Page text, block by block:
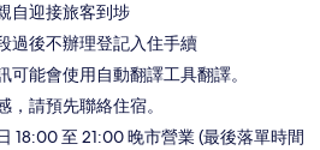
自迎接旅客到埗
過後不辦理登記入住手續
可能會使用自動翻譯工具翻譯。
，請預先聯絡住宿。
18:00 至 21:00 晚市營業 (最後落單時間